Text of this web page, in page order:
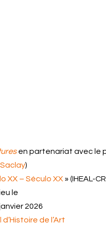
en partenariatavec le
)
XX – Século XX » (IHEAL-
le
2026
de l’Art